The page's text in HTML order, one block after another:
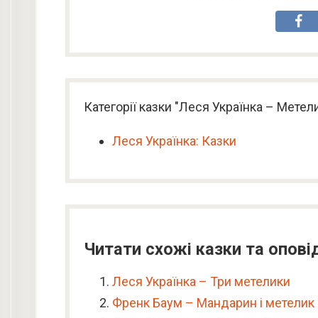
Категорії казки "Леся Українка –
Леся Українка: Казки
Читати схожі казки та
Леся Українка – Три метелики
Френк Баум – Мандарин і метелик